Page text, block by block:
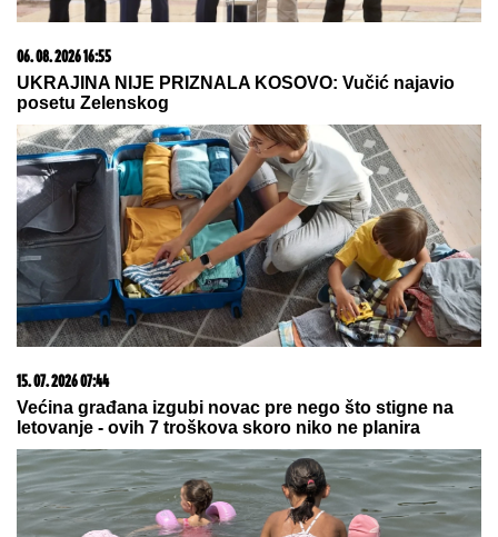
06. 08. 2026 07:08
Evo u kojim banjama važi vaučer od 10.000 dinara -
kompletan spisak destinacija u Srbiji
06. 08. 2026 16:55
DOLAZI NAM U PRVU BILATERALNU POSETU: Vučić
najavio dolazak Zelenskog u Srbiju